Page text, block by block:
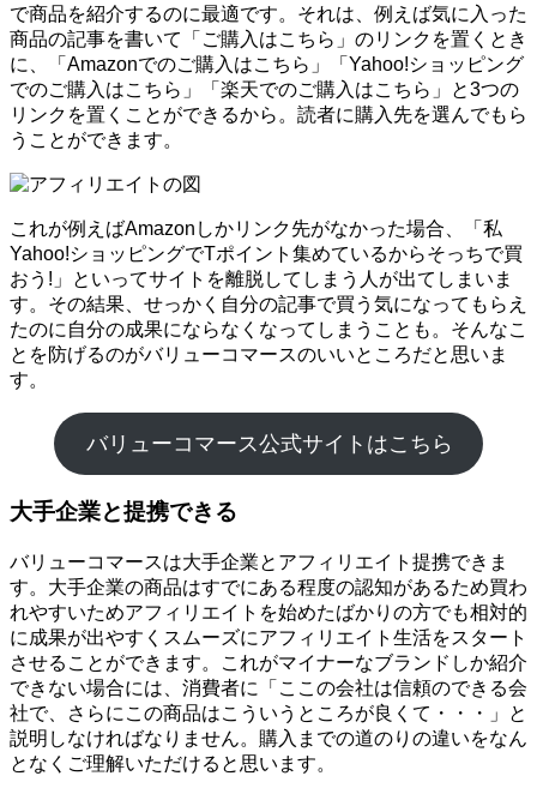
で商品を紹介するのに最適です。それは、例えば気に入った
商品の記事を書いて「ご購入はこちら」のリンクを置くとき
に、「Amazonでのご購入はこちら」「Yahoo!ショッピング
でのご購入はこちら」「楽天でのご購入はこちら」と3つの
リンクを置くことができるから。読者に購入先を選んでもら
うことができます。
これが例えばAmazonしかリンク先がなかった場合、「私
Yahoo!ショッピングでTポイント集めているからそっちで買
おう!」といってサイトを離脱してしまう人が出てしまいま
す。その結果、せっかく自分の記事で買う気になってもらえ
たのに自分の成果にならなくなってしまうことも。そんなこ
とを防げるのがバリューコマースのいいところだと思いま
す。
バリューコマース公式サイトはこちら
大手企業と提携できる
バリューコマースは大手企業とアフィリエイト提携できま
す。大手企業の商品はすでにある程度の認知があるため買わ
れやすいためアフィリエイトを始めたばかりの方でも相対的
に成果が出やすくスムーズにアフィリエイト生活をスタート
させることができます。これがマイナーなブランドしか紹介
できない場合には、消費者に「ここの会社は信頼のできる会
社で、さらにこの商品はこういうところが良くて・・・」と
説明しなければなりません。購入までの道のりの違いをなん
となくご理解いただけると思います。